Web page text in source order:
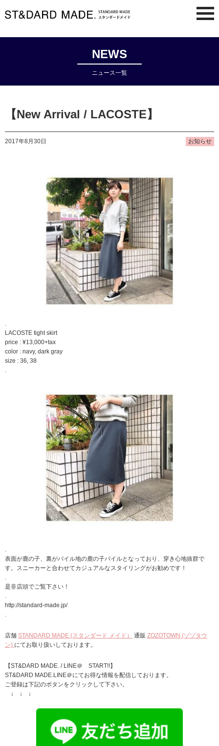
NEWS
ニュース一覧
【New Arrival / LACOSTE】
2017年8月30日 お知らせ
LACOSTE tight skirt
price : ¥13,000+tax
color : navy, dark gray
size : 36, 38
.
表面が鹿の子、裏がパイル地の鹿の子パイルとなっており、穿き心地抜群で
す。スニーカーと合わせてカジュアルなスタイリングがお勧めです！
.
是非店頭でご覧下さい！
.
http://standard-made.jp/
.
店舗 STANDARD MADE (スタンダード メイド） 通販 ZOZOTOWN (ゾゾタウ
ン) にてお取り扱いしております。
【ST&DARD MADE. / LINE＠ START!!】
ST&DARD MADE.LINE＠にてお得な情報を配信しております。
ご登録は下記のボタンをクリックして下さい。
↓ ↓ ↓